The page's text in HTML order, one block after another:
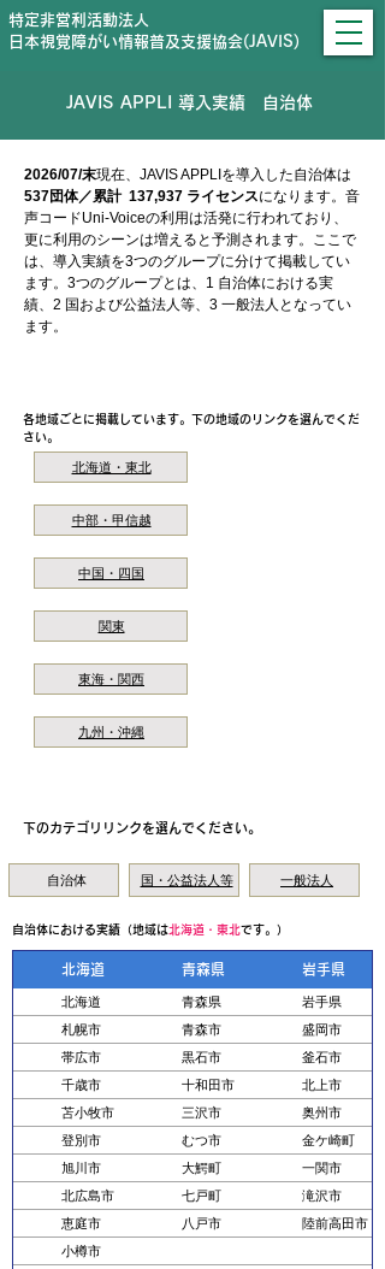
特定非営利活動法人
日本視覚障がい情報普及支援協会(JAVIS)
JAVIS APPLI 導入実績 自治体
2026/07/末現在、JAVIS APPLIを導入した自治体は
537団体／累計 137,937 ライセンスになります。​音
声コードUni-Voiceの利用は活発に行われており、
更に利用のシーンは増えると予測されます。ここで
は、導入実績を3つのグループに分けて掲載してい
ます。3つのグループとは、​1 自治体における実
績、2 国および公益法人等、3 一般法人となってい
ます。
各地域ごとに掲載しています。下の地域のリンクを選んでくだ
さい。
北海道・東北
中部・甲信越
​中国・四国
関東
東海・関西
九州・沖縄
下のカテゴリリンクを選んでください。
自治体 国・公益法人等 一般法人
自治体における実績（地域は北海道・東北です。）
北海道 青森県 岩手県
北海道 青森県
岩手県
札幌市
青森市
盛岡市
帯広市
黒石市
釜石市
千歳市
十和田市
北上市
苫小牧市
三沢市
奥州市
登別市
むつ市
金ケ崎町
旭川市
大鰐町
一関市
北広島市
七戸町
滝沢市
恵庭市
八戸市
陸前高田市
小樽市